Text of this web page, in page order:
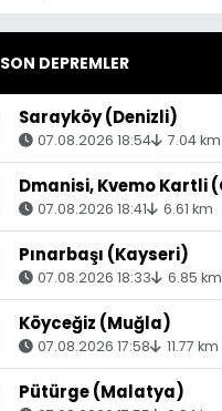
SON DEPREMLER
Sarayköy (Denizli)
07.08.2026 18:54 7.04 km
07.08.2026 18:41 6.61 km
Pınarbaşı (Kayseri)
07.08.2026 18:33 6.85 km
Köyceğiz (Muğla)
07.08.2026 17:58 11.77 km
Pütürge (Malatya)